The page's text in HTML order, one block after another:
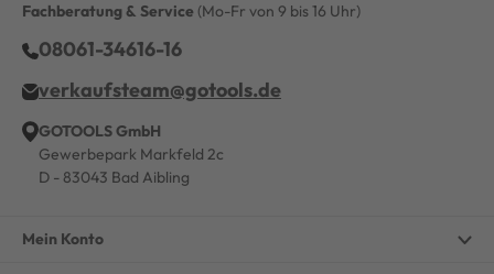
Fachberatung & Service (Mo-Fr von 9 bis 16 Uhr)
08061-34616-16
verkaufsteam@gotools.de
GOTOOLS GmbH
Gewerbepark Markfeld 2c
D - 83043 Bad Aibling
Mein Konto